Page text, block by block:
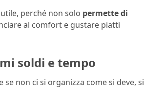
perché non solo permette di
al comfort e gustare piatti
soldi e tempo
non ci si organizza come si deve, si